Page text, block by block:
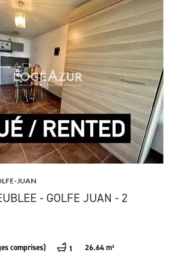
JUAN
- GOLFE JUAN - 2
comprises) 1 26.64 m²